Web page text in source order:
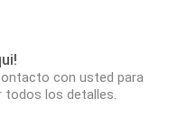
con usted para
todos los detalles.